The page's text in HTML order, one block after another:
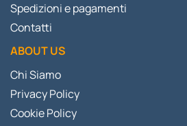
Spedizioni e pagamenti
Contatti
ABOUT US
Chi Siamo
Privacy Policy
Cookie Policy